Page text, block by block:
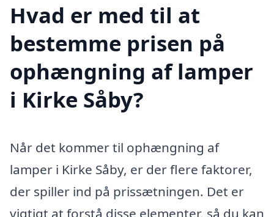
Hvad er med til at
bestemme prisen på
ophængning af lamper
i Kirke Såby?
Når det kommer til ophængning af
lamper i Kirke Såby, er der flere faktorer,
der spiller ind på prissætningen. Det er
vigtigt at forstå disse elementer, så du kan